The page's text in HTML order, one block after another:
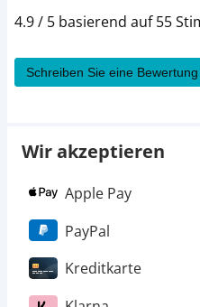
4.9 / 5 basierend auf 55
Schreiben Sie eine Bewertung
Wir akzeptieren
Apple Pay
PayPal
Kreditkarte